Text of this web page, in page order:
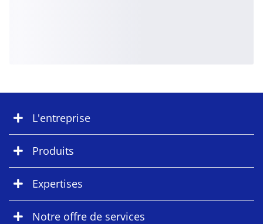
L'entreprise
Produits
Expertises
Notre offre de services